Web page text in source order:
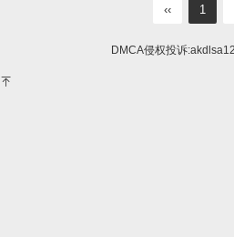
‹‹ 1
DMCA侵权投诉: